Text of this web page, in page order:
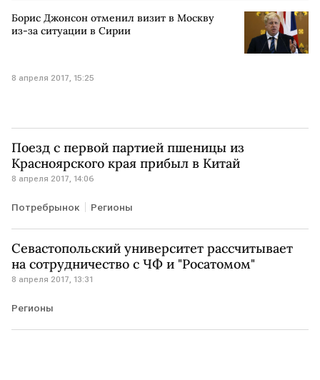
Борис Джонсон отменил визит в Москву
из-за ситуации в Сирии
8 апреля 2017, 15:25
Поезд с первой партией пшеницы из
Красноярского края прибыл в Китай
8 апреля 2017, 14:06
Потребрынок Регионы
Севастопольский университет рассчитывает
на сотрудничество с ЧФ и "Росатомом"
8 апреля 2017, 13:31
Регионы